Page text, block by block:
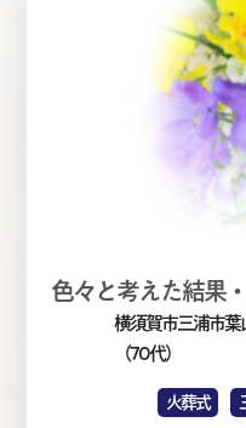
色々と考えた結果
横須賀市三浦市葉
（70代）
火葬式